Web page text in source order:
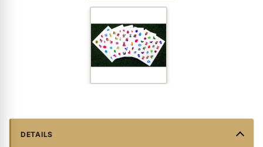
Customer Gifts anzeigen
DETAILS